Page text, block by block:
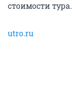
стоимости тура.
utro.ru